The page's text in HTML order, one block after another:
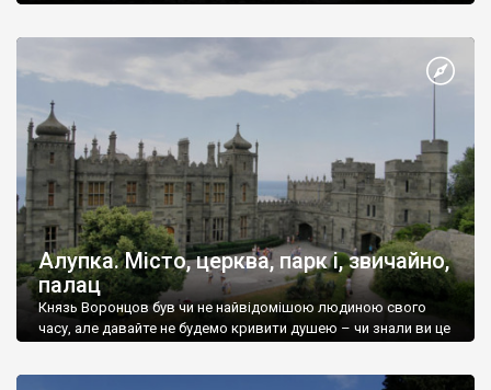
Алупка. Місто, церква, парк і, звичайно,
палац
Князь Воронцов був чи не найвідомішою людиною свого
часу, але давайте не будемо кривити душею – чи знали ви це